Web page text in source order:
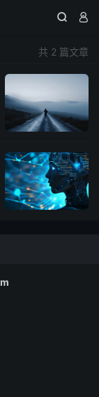
 
共 2 篇文章